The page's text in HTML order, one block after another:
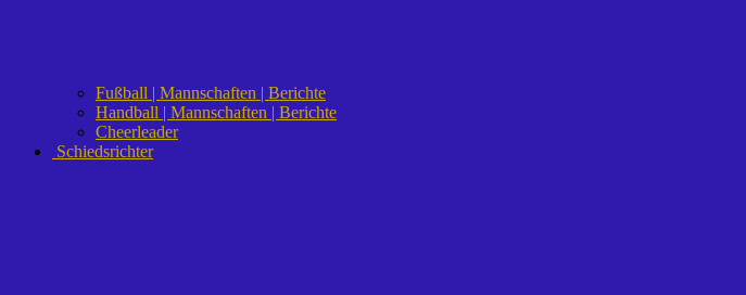
Fußball | Mannschaften | Berichte
Handball | Mannschaften | Berichte
Cheerleader
Schiedsrichter